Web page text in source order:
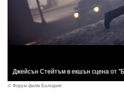
Джейсън Стейтъм в екшън сцена от
© Форум филм България